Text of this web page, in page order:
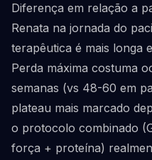
Diferença em relação a
Renata na jornada do
terapêutica é mais longa
Perda máxima costuma
semanas (vs 48-60 em
plateau mais marcado
o protocolo combinado
força + proteína)